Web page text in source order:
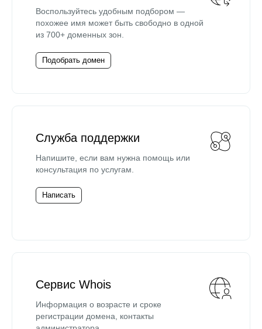
Воспользуйтесь удобным подбором —
похожее имя может быть свободно в одной
из 700+ доменных зон.
Подобрать домен
Служба поддержки
Напишите, если вам нужна помощь или
консультация по услугам.
Написать
Сервис Whois
Информация о возрасте и сроке
регистрации домена, контакты